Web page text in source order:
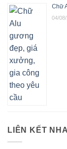
Chữ
04/
LIÊN KẾT